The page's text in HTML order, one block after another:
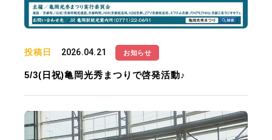
投稿日 2026.04.21 お知らせ
5/3(日祝)亀岡光秀まつりで啓発活動♪